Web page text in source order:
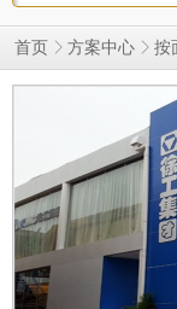
首页 方案中心 按